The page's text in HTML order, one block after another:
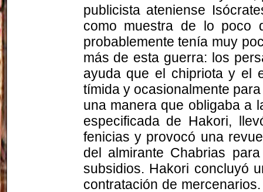
publicista ateniense
como muestra de lo poco
probablemente tenía muy
más de esta guerra: los
ayuda que el chipriota y el
tímida y ocasionalmente
una manera que obligaba a
especificada de Hakori,
fenicias y provocó una
del almirante Chabrias
subsidios. Hakori concluyó
contratación de